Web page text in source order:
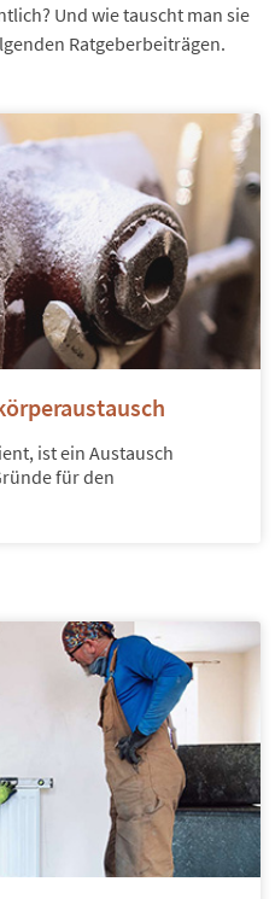
Und wie tauscht man sie
Ratgeberbeiträgen.
ist ein Austausch
für den